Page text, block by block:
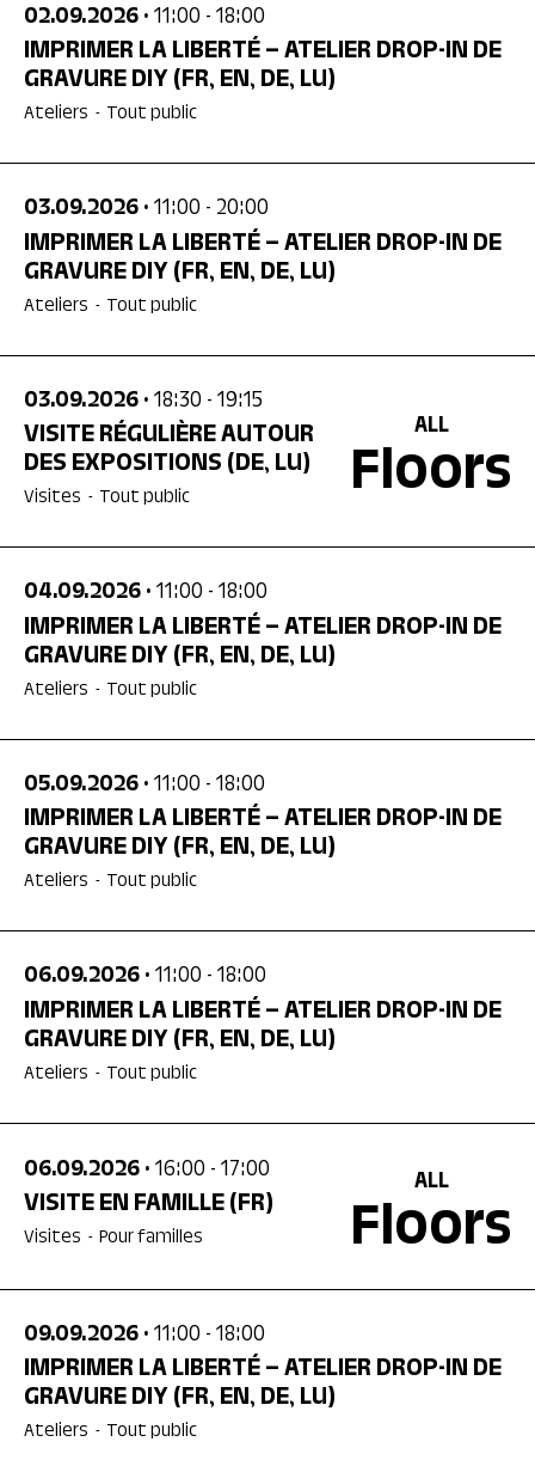
02.09.2026• 11:00 - 18:00
IMPRIMER LA LIBERTÉ – ATELIER DROP-IN DE
GRAVURE DIY(FR, EN, DE, LU)
Ateliers - Tout public
03.09.2026• 11:00 - 20:00
IMPRIMER LA LIBERTÉ – ATELIER DROP-IN DE
GRAVURE DIY(FR, EN, DE, LU)
Ateliers - Tout public
03.09.2026• 18:30 - 19:15
VISITE RÉGULIÈRE AUTOUR
DES EXPOSITIONS (DE, LU)
Visites - Tout public
ALL
Floors
04.09.2026• 11:00 - 18:00
IMPRIMER LA LIBERTÉ – ATELIER DROP-IN DE
GRAVURE DIY(FR, EN, DE, LU)
Ateliers - Tout public
05.09.2026• 11:00 - 18:00
IMPRIMER LA LIBERTÉ – ATELIER DROP-IN DE
GRAVURE DIY(FR, EN, DE, LU)
Ateliers - Tout public
06.09.2026• 11:00 - 18:00
IMPRIMER LA LIBERTÉ – ATELIER DROP-IN DE
GRAVURE DIY(FR, EN, DE, LU)
Ateliers - Tout public
06.09.2026• 16:00 - 17:00
VISITE EN FAMILLE(FR)
Visites - Pour familles
ALL
Floors
09.09.2026• 11:00 - 18:00
IMPRIMER LA LIBERTÉ – ATELIER DROP-IN DE
GRAVURE DIY(FR, EN, DE, LU)
Ateliers - Tout public